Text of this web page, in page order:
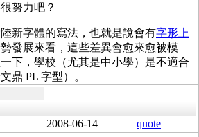
努力吧？
新字體的寫法，也就是說會有字形上
發展來看，這些差異會愈來愈被模
下，學校（尤其是中小學）是不適合
鼎 PL 字型）。
2008-06-14 quote